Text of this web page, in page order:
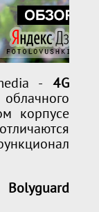
-4G
корпусе